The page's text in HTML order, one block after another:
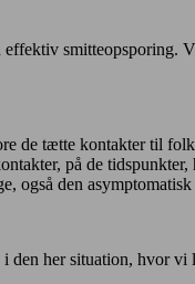
de tætte kontakter til
på de
også den
her situation, hvor vi